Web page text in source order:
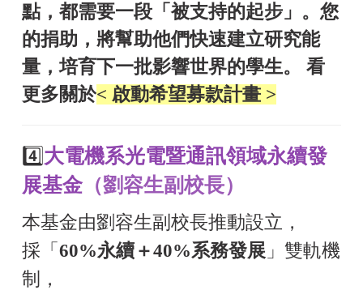
點，都需要一段「被支持的起步」。您
的捐助，將幫助他們快速建立研究能
量，培育下一批影響世界的學生。 看
更多關於< 啟動希望募款計畫 >
4️⃣大電機系光電暨通訊領域永續發
展基金 （劉容生副校長）
本基金由劉容生副校長推動設立，
採「 60%永續＋40%系務發展 」雙軌機
制，